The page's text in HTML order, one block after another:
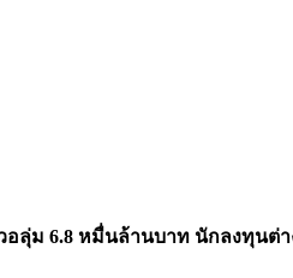
อลุ่ม 6.8 หมื่นล้านบาท นักลงทุนต่